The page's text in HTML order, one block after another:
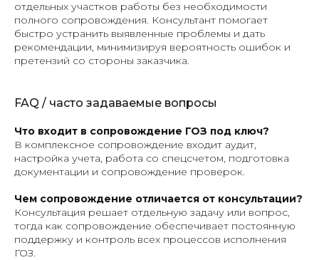
отдельных участков работы без необходимости
полного сопровождения. Консультант помогает
быстро устранить выявленные проблемы и дать
рекомендации, минимизируя вероятность ошибок и
претензий со стороны заказчика.
FAQ / часто задаваемые вопросы
Что входит в сопровождение ГОЗ под ключ?
В комплексное сопровождение входит аудит,
настройка учета, работа со спецсчетом, подготовка
документации и сопровождение проверок.
Чем сопровождение отличается от консультации?
Консультация решает отдельную задачу или вопрос,
тогда как сопровождение обеспечивает постоянную
поддержку и контроль всех процессов исполнения
ГОЗ.